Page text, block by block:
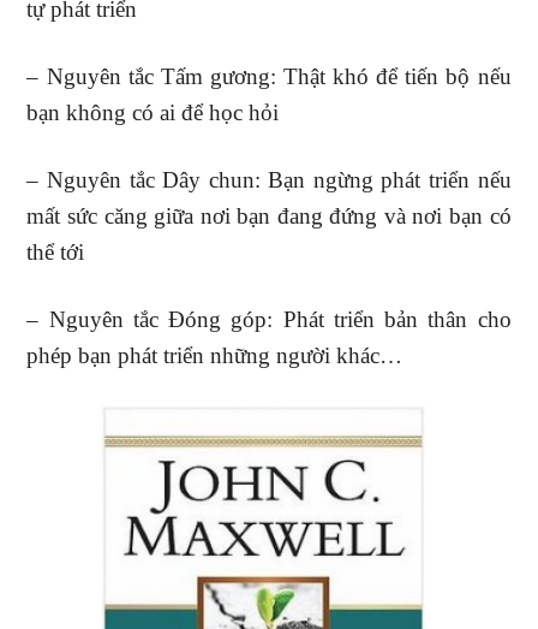
tự phát triển
– Nguyên tắc Tấm gương: Thật khó để tiến bộ nếu
bạn không có ai để học hỏi
– Nguyên tắc Dây chun: Bạn ngừng phát triển nếu
mất sức căng giữa nơi bạn đang đứng và nơi bạn có
thể tới
– Nguyên tắc Đóng góp: Phát triển bản thân cho
phép bạn phát triển những người khác…